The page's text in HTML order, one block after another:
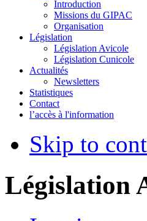
Introduction
Missions du GIPAC
Organisation
Législation
Législation Avicole
Législation Cunicole
Actualités
Newsletters
Statistiques
Contact
l’accès à l'information
Skip to
Législation